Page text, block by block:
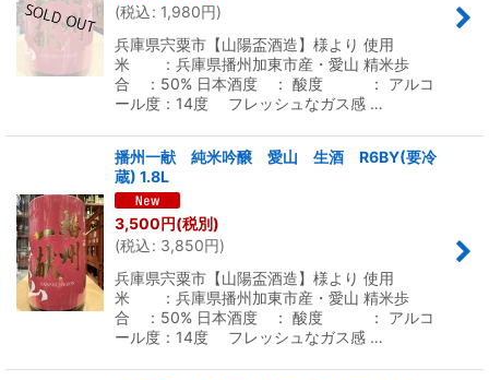
(税込: 1,980円)
兵庫県宍粟市【山陽盃酒造】様より 使用
米 ：兵庫県播州加東市産・愛山 精米歩
合 ：50% 日本酒度 ： 酸度 ： アルコ
ール度：14度 フレッシュなガス感 …
播州一献 純米吟醸 愛山 生酒 R6BY(要冷
蔵) 1.8L
3,500円(税別)
(税込: 3,850円)
兵庫県宍粟市【山陽盃酒造】様より 使用
米 ：兵庫県播州加東市産・愛山 精米歩
合 ：50% 日本酒度 ： 酸度 ： アルコ
ール度：14度 フレッシュなガス感 …